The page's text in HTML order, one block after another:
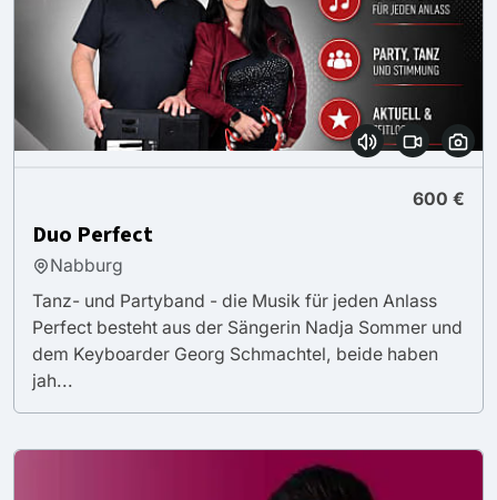
600 €
Duo Perfect
Nabburg
Tanz- und Partyband - die Musik für jeden Anlass
Perfect besteht aus der Sängerin Nadja Sommer und
dem Keyboarder Georg Schmachtel, beide haben
jah...